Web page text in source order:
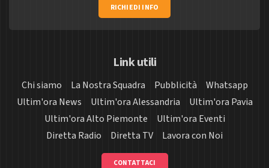
RICHIEDI INFO
Link utili
Chi siamo La Nostra Squadra Pubblicità
Whatsapp
Ultim'ora News
Ultim'ora Alessandria
Ultim'ora Pavia
Ultim'ora Alto Piemonte
Ultim'ora Eventi
Diretta Radio
Diretta TV Lavora con Noi
CONTATTACI